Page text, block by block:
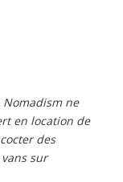
Nomadism ne
en location de
des
sur